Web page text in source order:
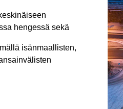
hengessä sekä
isänmaallisten,